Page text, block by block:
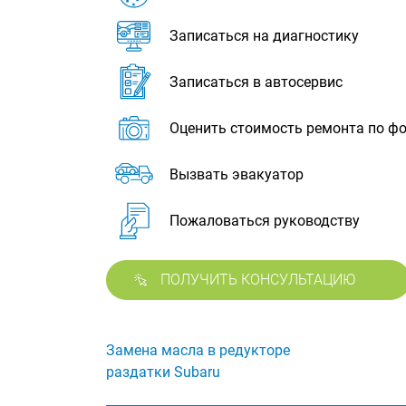
Записаться на диагностику
Записаться в автосервис
Оценить стоимость ремонта по
Вызвать эвакуатор
Пожаловаться руководству
ПОЛУЧИТЬ КОНСУЛЬТАЦИЮ
Замена масла в редукторе
раздатки Subaru